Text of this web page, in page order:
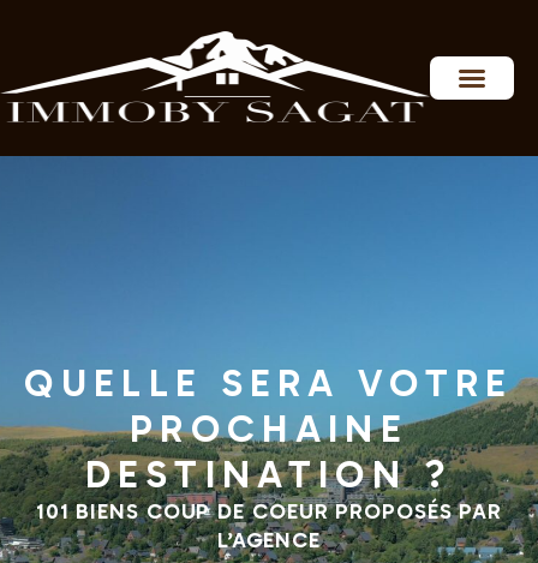
QUELLE SERA VOTRE
PROCHAINE
DESTINATION ?
101 BIENS COUP DE COEUR PROPOSÉS PAR
L’AGENCE